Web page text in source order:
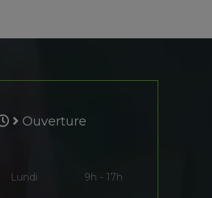
Ouverture
Lundi 9h - 17h